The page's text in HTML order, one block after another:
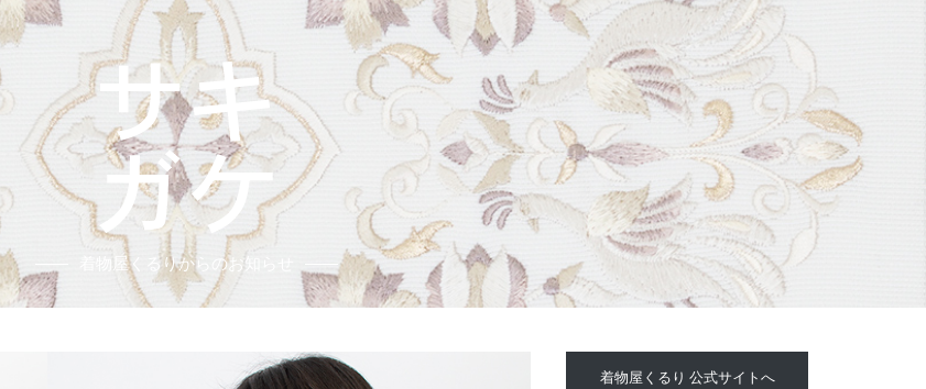
着物屋くるりからのお知らせ
着物屋くるり 公式サイトへ